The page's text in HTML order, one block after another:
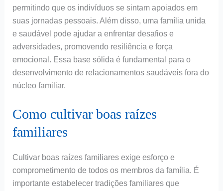
permitindo que os indivíduos se sintam apoiados em
suas jornadas pessoais. Além disso, uma família unida
e saudável pode ajudar a enfrentar desafios e
adversidades, promovendo resiliência e força
emocional. Essa base sólida é fundamental para o
desenvolvimento de relacionamentos saudáveis fora do
núcleo familiar.
Como cultivar boas raízes
familiares
Cultivar boas raízes familiares exige esforço e
comprometimento de todos os membros da família. É
importante estabelecer tradições familiares que